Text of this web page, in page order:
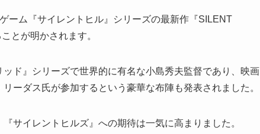
ーム『サイレントヒル』シリーズの最新作『SILENT
とが明かされます。
ド』シリーズで世界的に有名な小島秀夫監督であり、映画
ーダス氏が参加するという豪華な布陣も発表されました。
サイレントヒルズ』への期待は一気に高まりました。